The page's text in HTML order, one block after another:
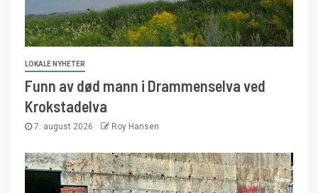
LOKALE NYHETER
Funn av død mann i Drammenselva ved
Krokstadelva
7. august 2026 Roy Hansen